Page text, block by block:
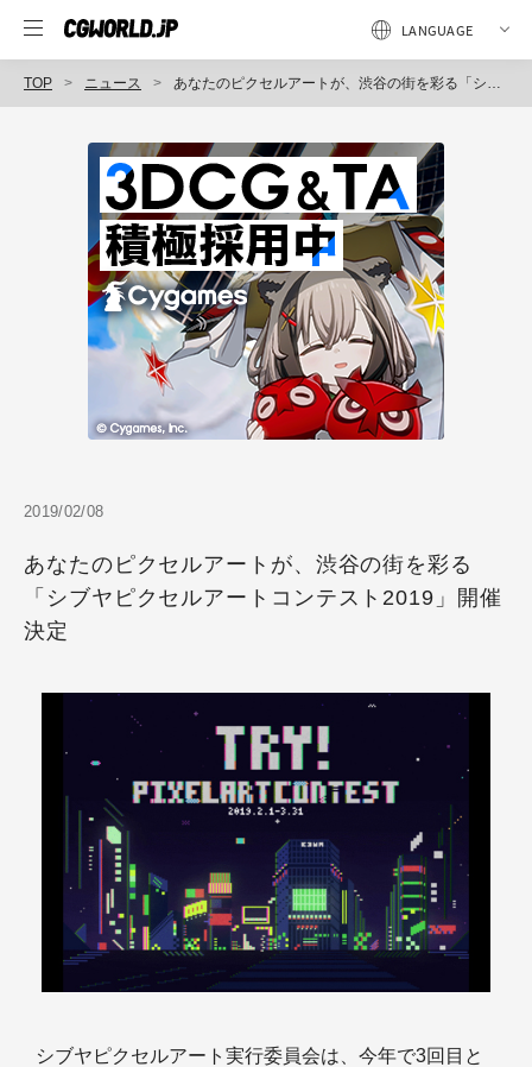
TOP ニュース あなたのピクセルアートが、渋谷の街を彩る「シブヤピクセルアートコンテスト2019」開催決定
2019/02/08
あなたのピクセルアートが、渋谷の街を彩る
「シブヤピクセルアートコンテスト2019」開催
決定
シブヤピクセルアート実行委員会は、今年で3回目と